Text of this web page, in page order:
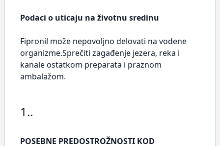
Podaci o uticaju na životnu sredinu
Fipronil može nepovoljno delovati na vodene
organizme.Sprečiti zagađenje jezera, reka i
kanale ostatkom preparata i praznom
ambalažom.
1..
POSEBNE PREDOSTROŽNOSTI KOD